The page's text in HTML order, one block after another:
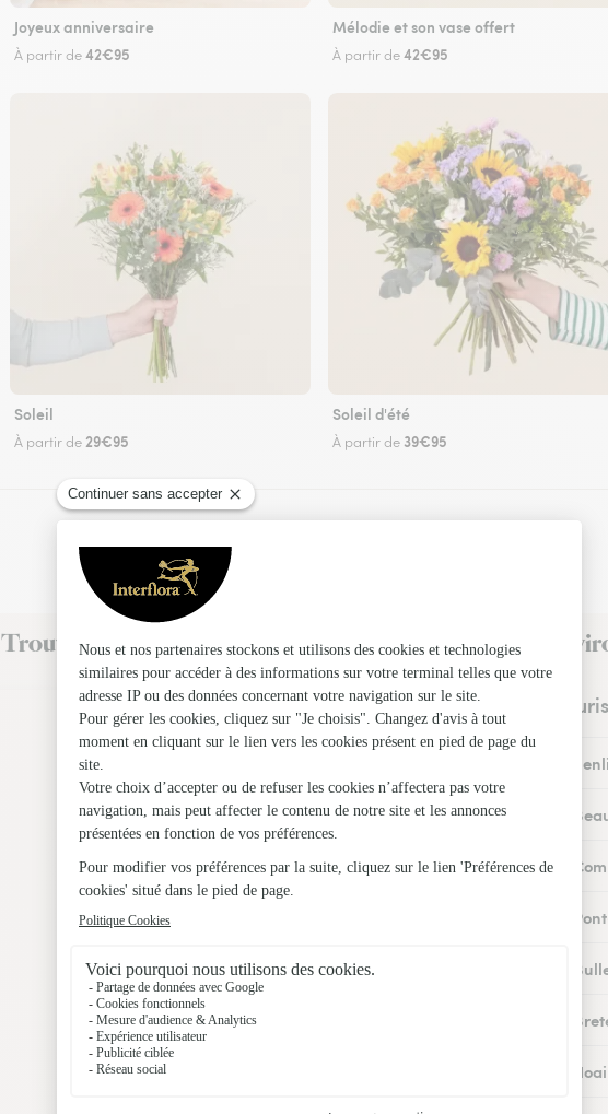
Joyeux anniversaire
À partir de42€95
Mélodie et son vase offert
À partir de42€95
Soleil
À partir de 29€95
Soleil d'été
À partir de 39€95
Trouvez un fleuriste Interflora à Rouville et dans ses
Les
Fleuristes à
Fleuristes à
Fleuristes à
Fleuristes à
Fleuristes à
Fleuristes à
Fleuristes à